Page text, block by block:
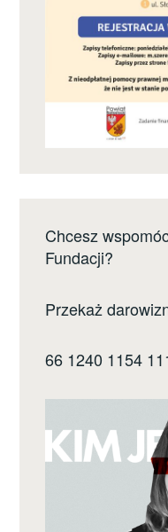
Chcesz
Fundacji?
Przekaż
66 1240 1154